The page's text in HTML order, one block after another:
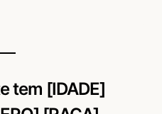
tem [IDADE]